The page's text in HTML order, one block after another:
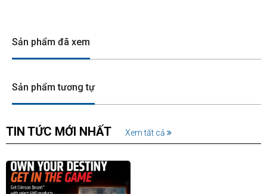
Sản phẩm đã xem
Sản phẩm tương tự
TIN TỨC MỚI NHẤT Xem tất cả